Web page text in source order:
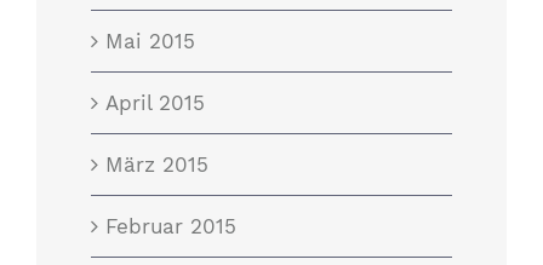
Mai 2015
April 2015
März 2015
Februar 2015